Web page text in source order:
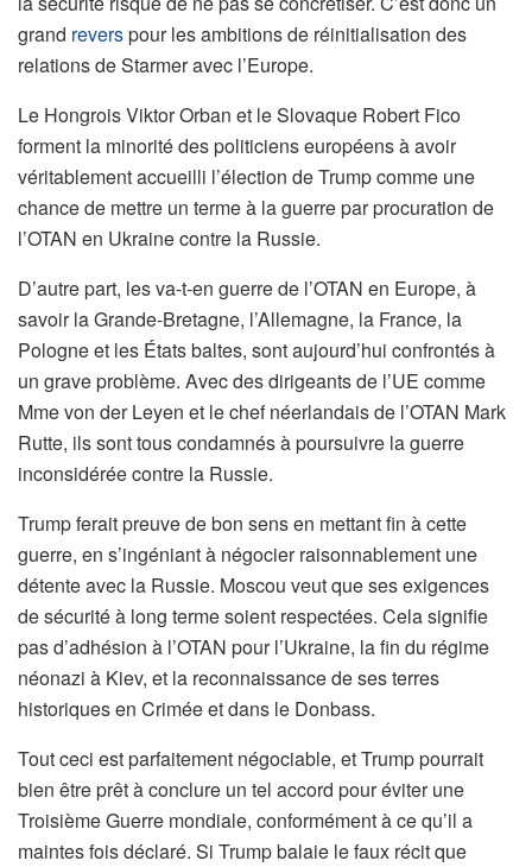
grand reverspour les ambitions de réinitialisation des
relations de Starmer avec l’Europe.
Le Hongrois Viktor Orban et le Slovaque Robert Fico
forment la minorité des politiciens européens à avoir
véritablement accueilli l’élection de Trump comme une
chance de mettre un terme à la guerre par procuration de
l’OTAN en Ukraine contre la Russie.
D’autre part, les va-t-en guerre de l’OTAN en Europe, à
savoir la Grande-Bretagne, l’Allemagne, la France, la
Pologne et les États baltes, sont aujourd’hui confrontés à
un grave problème. Avec des dirigeants de l’UE comme
Mme von der Leyen et le chef néerlandais de l’OTAN Mark
Rutte, ils sont tous condamnés à poursuivre la guerre
inconsidérée contre la Russie.
Trump ferait preuve de bon sens en mettant fin à cette
guerre, en s’ingéniant à négocier raisonnablement une
détente avec la Russie. Moscou veut que ses exigences
de sécurité à long terme soient respectées. Cela signifie
pas d’adhésion à l’OTAN pour l’Ukraine, la fin du régime
néonazi à Kiev, et la reconnaissance de ses terres
historiques en Crimée et dans le Donbass.
Tout ceci est parfaitement négociable, et Trump pourrait
bien être prêt à conclure un tel accord pour éviter une
Troisième Guerre mondiale, conformément à ce qu’il a
maintes fois déclaré. Si Trump balaie le faux récit que